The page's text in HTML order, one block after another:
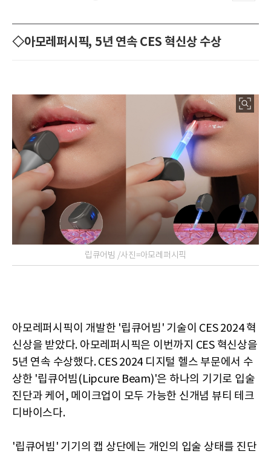
◇아모레퍼시픽, 5년 연속 CES 혁신상 수상
립큐어빔 /사진=아모레퍼시픽
아모레퍼시픽이 개발한 '립큐어빔' 기술이 CES 2024 혁
신상을 받았다. 아모레퍼시픽은 이번까지 CES 혁신상을
5년 연속 수상했다. CES 2024 디지털 헬스 부문에서 수
상한 '립큐어빔(Lipcure Beam)'은 하나의 기기로 입술
진단과 케어, 메이크업이 모두 가능한 신개념 뷰티 테크
디바이스다.
'립큐어빔' 기기의 캡 상단에는 개인의 입술 상태를 진단